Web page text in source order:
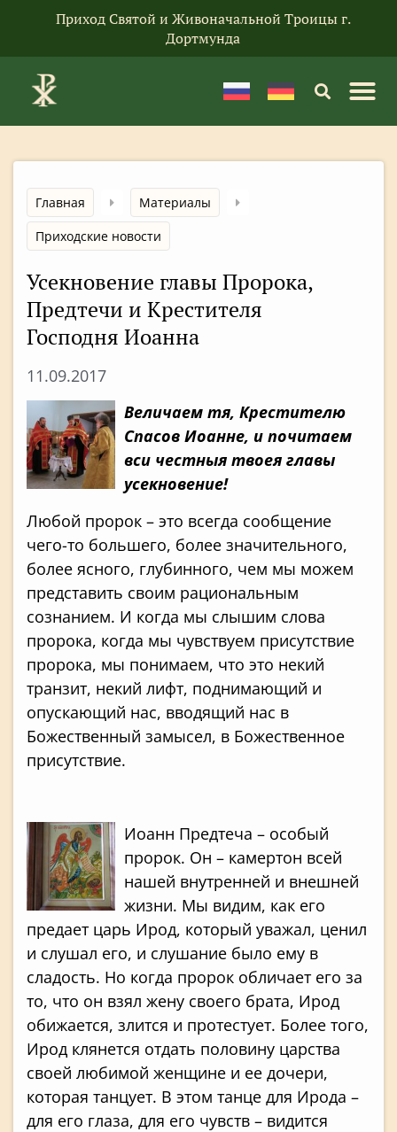
Приход Святой и Живоначальной Троицы г.
Дортмунда
Главная
Материалы
Приходские новости
Усекновение главы Пророка,
Предтечи и Крестителя
Господня Иоанна
11.09.2017
Величаем тя, Крестителю
Спасов Иоанне, и почитаем
вси честныя твоея главы
усекновение!
Любой пророк – это всегда сообщение
чего-то большего, более значительного,
более ясного, глубинного, чем мы можем
представить своим рациональным
сознанием. И когда мы слышим слова
пророка, когда мы чувствуем присутствие
пророка, мы понимаем, что это некий
транзит, некий лифт, поднимающий и
опускающий нас, вводящий нас в
Божественный замысел, в Божественное
присутствие.
Иоанн Предтеча – особый
пророк. Он – камертон всей
нашей внутренней и внешней
жизни. Мы видим, как его
предает царь Ирод, который уважал, ценил
и слушал его, и слушание было ему в
сладость. Но когда пророк обличает его за
то, что он взял жену своего брата, Ирод
обижается, злится и протестует. Более того,
Ирод клянется отдать половину царства
своей любимой женщине и ее дочери,
которая танцует. В этом танце для Ирода –
для его глаза, для его чувств – видится